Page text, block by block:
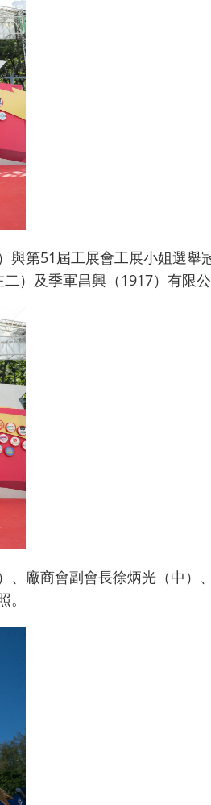
第51屆工展會工展小姐選
）及季軍昌興（1917）有限
廠商會副會長徐炳光（中）